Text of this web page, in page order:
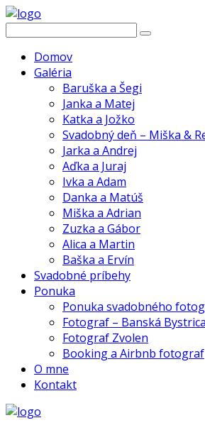
Domov
Galéria
Baruška a Šegi
Janka a Matej
Katka a Jožko
Svadobný deň – Miška &
Jarka a Andrej
Aďka a Juraj
Ivka a Adam
Danka a Matúš
Miška a Adrian
Zuzka a Gábor
Alica a Martin
Baška a Ervín
Svadobné príbehy
Ponuka
Ponuka svadobného
Fotograf – Banská Bystrica
Fotograf Zvolen
Booking a Airbnb fotograf
O mne
Kontakt